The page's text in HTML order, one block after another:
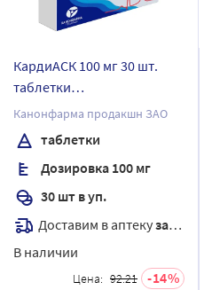
КардиАСК 100 мг 30 шт.
таблетки
кишечнорастворимые,
покрытые пленочной
оболочкой
Канонфарма продакшн ЗАО
таблетки
Дозировка 100 мг
30 шт в уп.
Доставим в аптекузавтра
В наличии
Цена: 92.21 14